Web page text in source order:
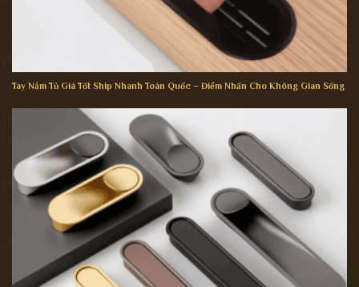
Tay Nắm Tủ Giá Tốt Ship Nhanh Toàn Quốc – Điểm Nhấn Cho Không Gian Sống